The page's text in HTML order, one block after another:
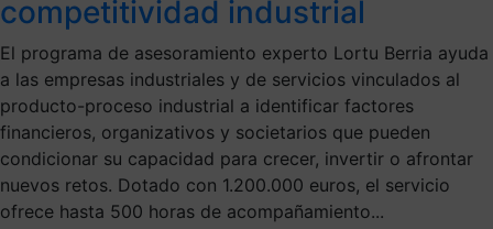
competitividad industrial
El programa de asesoramiento experto Lortu Berria ayuda
a las empresas industriales y de servicios vinculados al
producto-proceso industrial a identificar factores
financieros, organizativos y societarios que pueden
condicionar su capacidad para crecer, invertir o afrontar
nuevos retos. Dotado con 1.200.000 euros, el servicio
ofrece hasta 500 horas de acompañamiento...